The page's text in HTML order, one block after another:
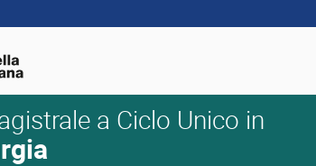
a Ciclo Unico in